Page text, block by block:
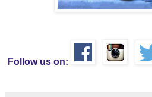
Follow us on: